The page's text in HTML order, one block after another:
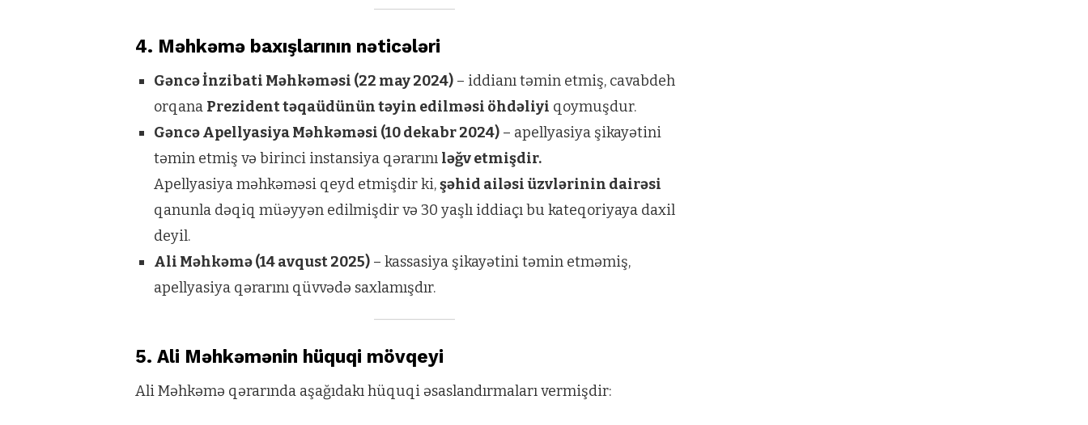
4. Məhkəmə baxışlarının nəticələri
Gəncə İnzibati Məhkəməsi (22 may 2024) – iddianı təmin etmiş, cavabdeh
orqana Prezident təqaüdünün təyin edilməsi öhdəliyi qoymuşdur.
Gəncə Apellyasiya Məhkəməsi (10 dekabr 2024) – apellyasiya şikayətini
təmin etmiş və birinci instansiya qərarını ləğv etmişdir.
Apellyasiya məhkəməsi qeyd etmişdir ki,şəhid ailəsi üzvlərinin dairəsi
qanunla dəqiq müəyyən edilmişdir və 30 yaşlı iddiaçı bu kateqoriyaya daxil
deyil.
Ali Məhkəmə (14 avqust 2025) – kassasiya şikayətini təmin etməmiş,
apellyasiya qərarını qüvvədə saxlamışdır.
5. Ali Məhkəmənin hüquqi mövqeyi
Ali Məhkəmə qərarında aşağıdakı hüquqi əsaslandırmaları vermişdir: